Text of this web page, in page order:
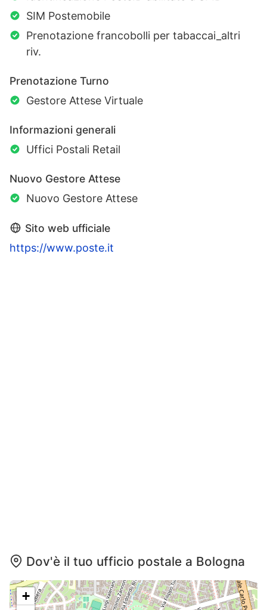
SIM Postemobile
Prenotazione francobolli per tabaccai_altri
riv.
Prenotazione Turno
Gestore Attese Virtuale
Informazioni generali
Uffici Postali Retail
Nuovo Gestore Attese
Nuovo Gestore Attese
Sito web ufficiale
https://www.poste.it
Dov'è il tuo ufficio postale a Bologna
+